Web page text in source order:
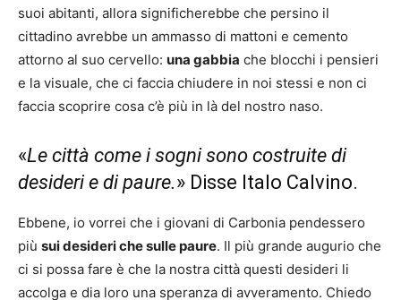
suoi abitanti, allora significherebbe che persino il
cittadino avrebbe un ammasso di mattoni e cemento
attorno al suo cervello: una gabbia che blocchi i pensieri
e la visuale, che ci faccia chiudere in noi stessi e non ci
faccia scoprire cosa c’è più in là del nostro naso.
«Le città come i sogni sono costruite di
desideri e di paure.» Disse Italo Calvino.
Ebbene, io vorrei che i giovani di Carbonia pendessero
più sui desideri che sulle paure. Il più grande augurio che
ci si possa fare è che la nostra città questi desideri li
accolga e dia loro una speranza di avveramento. Chiedo